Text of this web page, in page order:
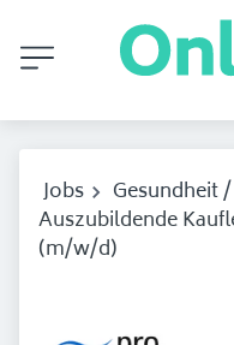
Jobs
Gesundheit
Auszubildende
(m/w/d)